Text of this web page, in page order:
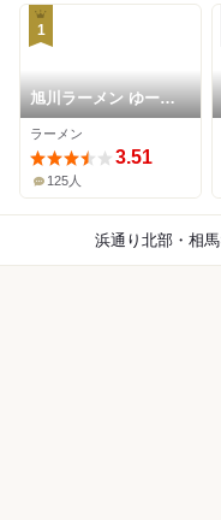
1
旭川ラーメン ゆーか
ら
ラーメン
3.51
125人